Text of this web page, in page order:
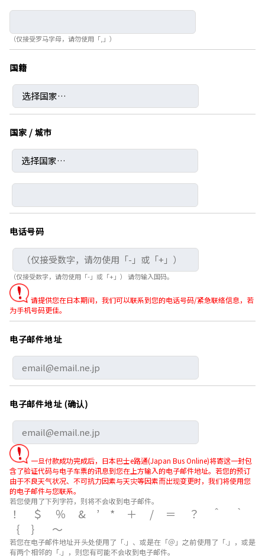
（仅接受罗马字母，请勿使用「,」）
国籍
国家 / 城市
电话号码
（仅接受数字，请勿使用「-」或「+」） 请勿输入国码。
请提供您在日本期间，我们可以联系到您的电话号码/紧急联络信息，若
为手机号码更佳。
电子邮件地址
电子邮件地址 (确认)
一旦付款成功完成后，日本巴士e路通(Japan Bus Online)将寄送一封包
含了验证代码与电子车票的讯息到您在上方输入的电子邮件地址。若您的预订
由于不良天气状况、不可抗力因素与天灾等因素而出现变更时，我们将使用您
的电子邮件与您联系。
若您使用了下列字符，则将不会收到电子邮件。
！＄％&’*＋/＝？＾｀
｛｝～
若您在电子邮件地址开头处使用了「.」、或是在「＠」之前使用了「.」，或是
有两个相邻的「.」，则您有可能不会收到电子邮件。